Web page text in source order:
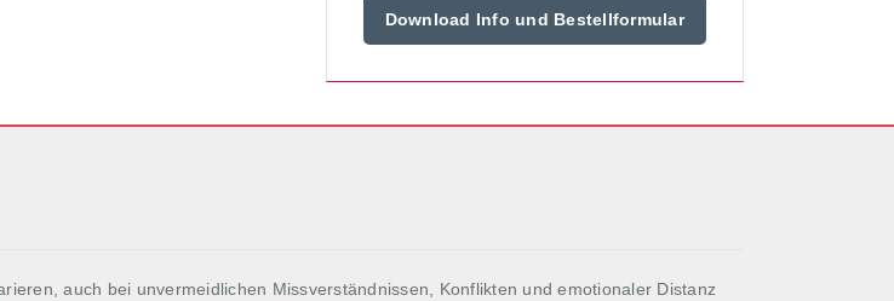
Download Info und Bestellformular
auch bei unvermeidlichen Missverständnissen, Konflikten und emotionaler Distanz